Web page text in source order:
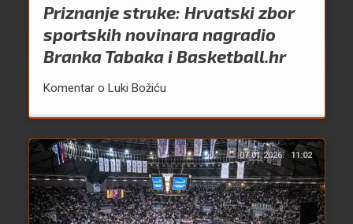
Priznanje struke: Hrvatski zbor
sportskih novinara nagradio
Branka Tabaka i Basketball.hr
Komentar o Luki Božiću
07.01.2026. 11:02